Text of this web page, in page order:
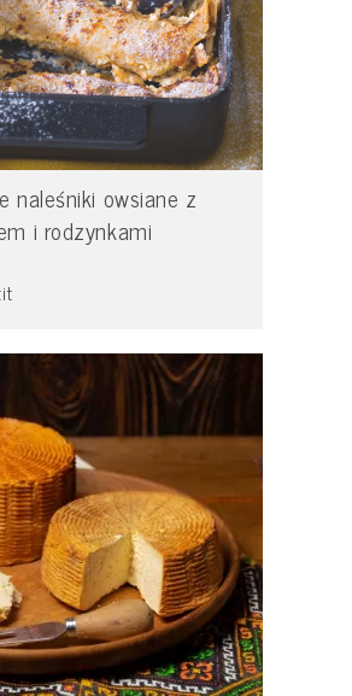
naleśniki owsiane z
i rodzynkami